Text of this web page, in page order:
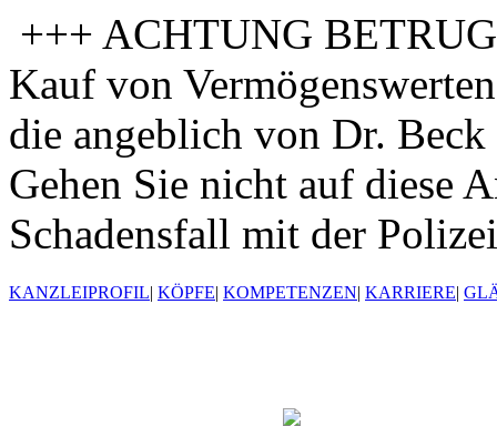
+++ ACHTUNG
Kauf von
die angeblich von Dr.
Gehen Sie nicht auf diese
Schadensfall mit der
KANZLEIPROFIL| KÖPFE| KOMPETENZEN| KARRIERE|